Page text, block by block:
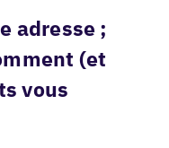
adresse ;
(et
vous